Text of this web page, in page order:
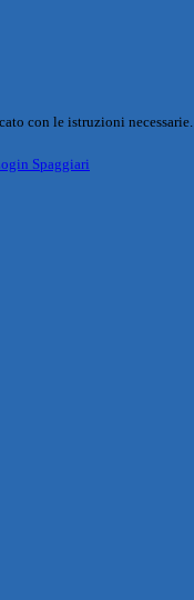
con le istruzioni necessarie.
Spaggiari